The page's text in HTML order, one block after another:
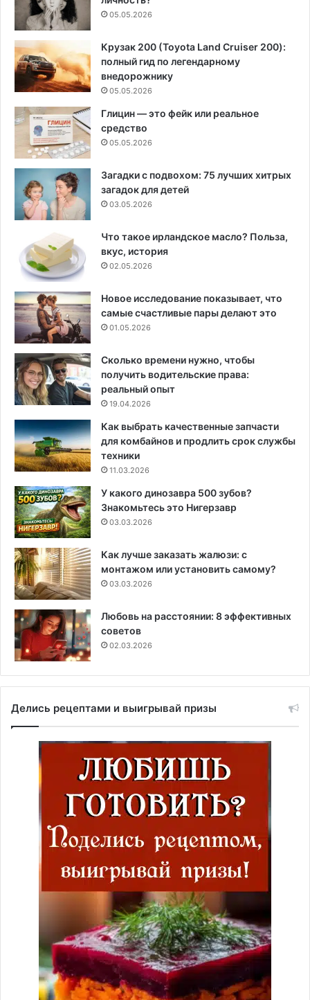
05.05.2026
Крузак 200 (Toyota Land Cruiser 200):
полный гид по легендарному
внедорожнику
05.05.2026
Глицин — это фейк или реальное
средство
05.05.2026
Загадки с подвохом: 75 лучших хитрых
загадок для детей
03.05.2026
Что такое ирландское масло? Польза,
вкус, история
02.05.2026
Новое исследование показывает, что
самые счастливые пары делают это
01.05.2026
Сколько времени нужно, чтобы
получить водительские права:
реальный опыт
19.04.2026
Как выбрать качественные запчасти
для комбайнов и продлить срок службы
техники
11.03.2026
У какого динозавра 500 зубов?
Знакомьтесь это Нигерзавр
03.03.2026
Как лучше заказать жалюзи: с
монтажом или установить самому?
03.03.2026
Любовь на расстоянии: 8 эффективных
советов
02.03.2026
Делись рецептами и выигрывай призы